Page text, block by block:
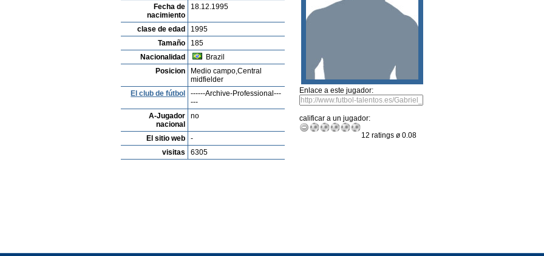
Fecha de
nacimiento
18.12.1995
clase de edad
1995
Tamaño
185
Nacionalidad
Brazil
Posicion
Medio campo,Central
midfielder
El club de fútbol
------Archive-Professional---
---
A-Jugador
nacional
no
El sitio web
-
visitas
6305
Enlace a este jugador:
calificar a un jugador:
12 ratings ø 0.08